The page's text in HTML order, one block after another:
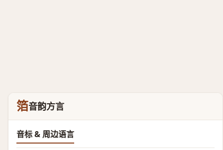
箔音韵方言
音标 & 周边语言